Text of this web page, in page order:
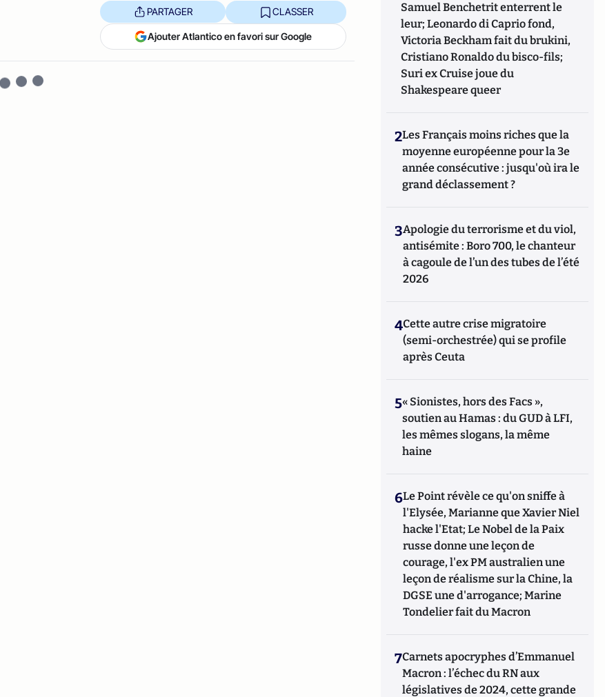
PARTAGER CLASSER
Ajouter Atlantico en favori sur Google
Samuel Benchetrit enterrent le
leur; Leonardo di Caprio fond,
Victoria Beckham fait du brukini,
Cristiano Ronaldo du bisco-fils;
Suri ex Cruise joue du
Shakespeare queer
2Les Français moins riches que la
moyenne européenne pour la 3e
année consécutive : jusqu'où ira le
grand déclassement ?
3Apologie du terrorisme et du viol,
antisémite : Boro 700, le chanteur
à cagoule de l’un des tubes de l’été
2026
4Cette autre crise migratoire
(semi-orchestrée) qui se profile
après Ceuta
5« Sionistes, hors des Facs »,
soutien au Hamas : du GUD à LFI,
les mêmes slogans, la même
haine
6Le Point révèle ce qu'on sniffe à
l'Elysée, Marianne que Xavier Niel
hacke l'Etat; Le Nobel de la Paix
russe donne une leçon de
courage, l'ex PM australien une
leçon de réalisme sur la Chine, la
DGSE une d'arrogance; Marine
Tondelier fait du Macron
7Carnets apocryphes d’Emmanuel
Macron : l’échec du RN aux
législatives de 2024, cette grande